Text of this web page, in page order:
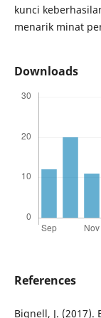
kunci
menarik minat
Downloads
References
Bignell, J. (2017).